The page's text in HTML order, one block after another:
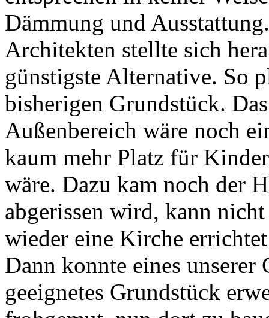
Dämmung und
Architekten stellte sich
günstigste Alternative. So
bisherigen Grundstück.
Außenbereich wäre noch
kaum mehr Platz für
wäre. Dazu kam noch der
abgerissen wird, kann
wieder eine Kirche
Dann konnte eines
geeignetes Grundstück